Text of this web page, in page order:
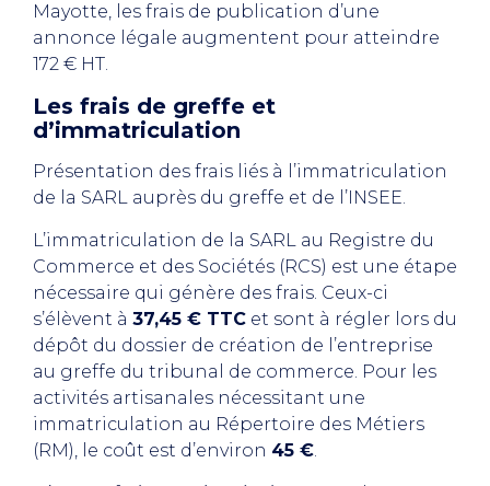
Mayotte, les frais de publication d’une
annonce légale augmentent pour atteindre
172 € HT.
Les frais de greffe et
d’immatriculation
Présentation des frais liés à l’immatriculation
de la SARL auprès du greffe et de l’INSEE.
L’immatriculation de la SARL au Registre du
Commerce et des Sociétés (RCS) est une étape
nécessaire qui génère des frais. Ceux-ci
s’élèvent à 37,45 € TTC et sont à régler lors du
dépôt du dossier de création de l’entreprise
au greffe du tribunal de commerce. Pour les
activités artisanales nécessitant une
immatriculation au Répertoire des Métiers
(RM), le coût est d’environ 45 €.